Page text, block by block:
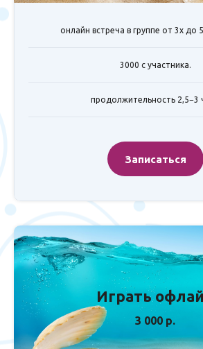
онлайн встреча в группе от 3х до
3000 с участника.
продолжительность 2,5−3
Записаться
Играть
3 000 р.